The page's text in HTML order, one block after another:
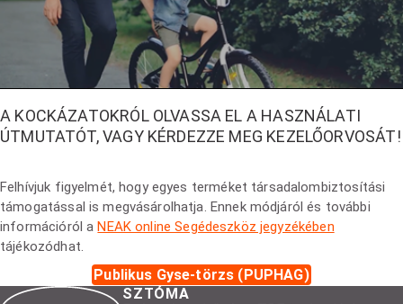
A KOCKÁZATOKRÓL OLVASSA EL A HASZNÁLATI
ÚTMUTATÓT, VAGY KÉRDEZZE MEG KEZELŐORVOSÁT!
Felhívjuk figyelmét, hogy egyes terméket társadalombiztosítási
támogatással is megvásárolhatja. Ennek módjáról és további
információról aNEAK online Segédeszköz jegyzékében
tájékozódhat.
Publikus Gyse-törzs (PUPHAG)
SZTÓMA